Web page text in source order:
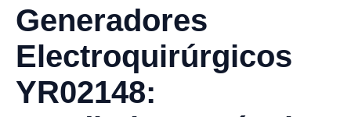
Generadores
Electroquirúrgicos
YR02148: